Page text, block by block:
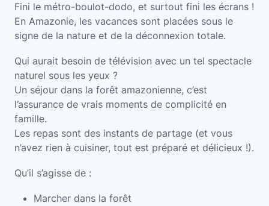
Fini le métro-boulot-dodo, et surtout fini les écrans !
En Amazonie, les vacances sont placées sous le
signe de la nature et de la déconnexion totale.
Qui aurait besoin de télévision avec un tel spectacle
naturel sous les yeux ?
Un séjour dans la forêt amazonienne, c’est
l’assurance de vrais moments de complicité en
famille.
Les repas sont des instants de partage (et vous
n’avez rien à cuisiner, tout est préparé et délicieux !).
Qu’il s’agisse de :
Marcher dans la forêt